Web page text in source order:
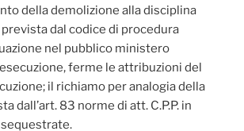
della demolizione alla disciplina
prevista dal codice di procedura
nel pubblico ministero
ferme le attribuzioni del
il richiamo per analogia della
dall’art. 83 norme di att. C.P.P. in